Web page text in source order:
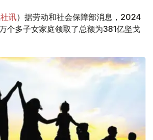
讯）据劳动和社会保障部消息，2024
个多子女家庭领取了总额为381亿坚戈